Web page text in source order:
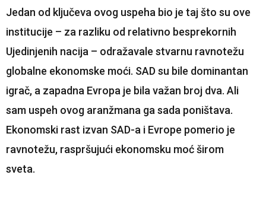
Jedan od ključeva ovog uspeha bio je taj što su ove
institucije – za razliku od relativno besprekornih
Ujedinjenih nacija – odražavale stvarnu ravnotežu
globalne ekonomske moći. SAD su bile dominantan
igrač, a zapadna Evropa je bila važan broj dva. Ali
sam uspeh ovog aranžmana ga sada poništava.
Ekonomski rast izvan SAD-a i Evrope pomerio je
ravnotežu, raspršujući ekonomsku moć širom
sveta.